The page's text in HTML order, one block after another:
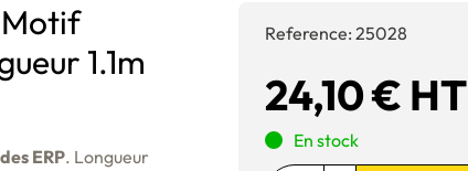
1.1m
ERP. Longueur
Reference: 25028
24,10 € HT
En stock